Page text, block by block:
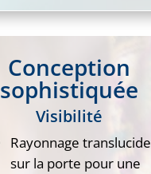
Conception
sophistiquée
Visibilité
Rayonnage translucide
sur la porte pour une